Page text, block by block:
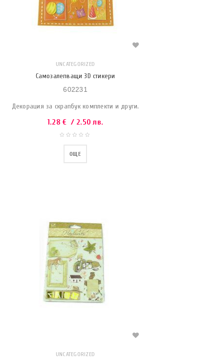
UNCATEGORIZED
Самозалепващи 3D стикери
602231
Декорация за скрапбук комплекти и други.
1.28€ / 2.50 лв.
ОЩЕ
UNCATEGORIZED